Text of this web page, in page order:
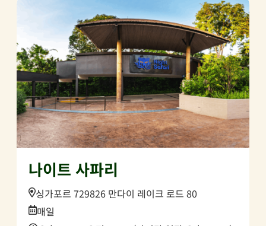
나이트 사파리
Location:
싱가포르 729826 만다이 레이크 로드 80
Date:
매일